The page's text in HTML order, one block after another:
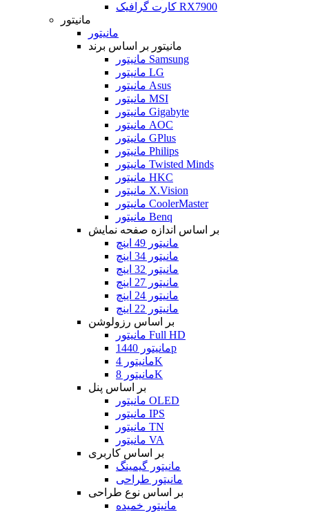
کارت گرافیک RX7900
مانیتور
مانیتور
مانیتور بر اساس برند
مانیتور Samsung
مانیتور LG
مانیتور Asus
مانیتور MSI
مانیتور Gigabyte
مانیتور AOC
مانیتور GPlus
مانیتور Philips
مانیتور Twisted Minds
مانیتور HKC
مانیتور X.Vision
مانیتور CoolerMaster
مانیتور Benq
بر اساس اندازه صفحه نمایش
مانیتور 49 اینچ
مانیتور 34 اینچ
مانیتور 32 اینچ
مانیتور 27 اینچ
مانیتور 24 اینچ
مانیتور 22 اینچ
بر اساس رزولوشن
مانیتور Full HD
مانیتور 1440p
مانیتور 4K
مانیتور 8K
بر اساس پنل
مانیتور OLED
مانیتور IPS
مانیتور TN
مانیتور VA
بر اساس کاربری
مانیتور گیمینگ
مانیتور طراحی
بر اساس نوع طراحی
مانیتور خمیده